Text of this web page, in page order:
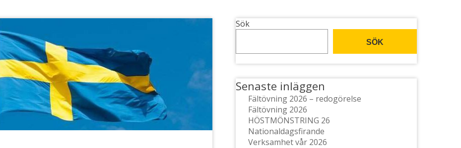
Sök
SÖK
Senaste inläggen
Fältövning 2026 – redogörelse
Fältövning 2026
HÖSTMÖNSTRING 26
Nationaldagsfirande
Verksamhet vår 2026